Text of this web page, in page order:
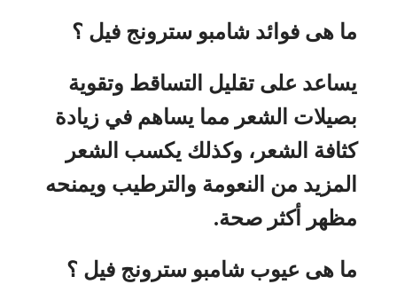
ما هى فوائد شامبو سترونج فيل ؟
يساعد على تقليل التساقط وتقوية
بصيلات الشعر مما يساهم في زيادة
كثافة الشعر، وكذلك يكسب الشعر
المزيد من النعومة والترطيب ويمنحه
مظهر أكثر صحة.
ما هى عيوب شامبو سترونج فيل ؟